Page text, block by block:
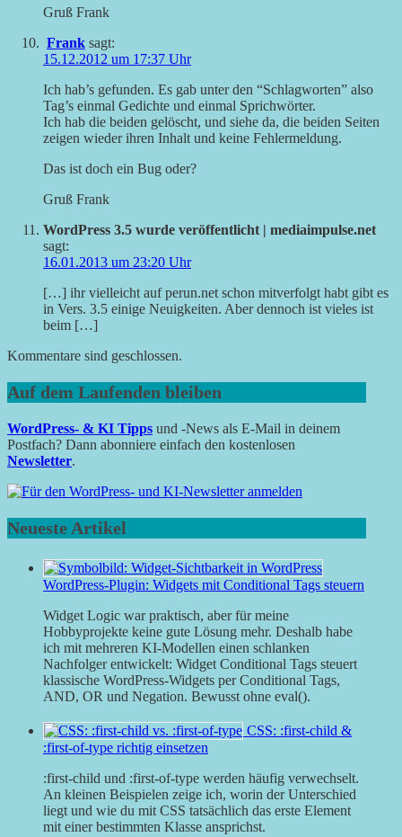
Gruß Frank
Frank sagt:
15.12.2012 um 17:37 Uhr
Ich hab’s gefunden. Es gab unter den “Schlagworten” also
Tag’s einmal Gedichte und einmal Sprichwörter.
Ich hab die beiden gelöscht, und siehe da, die beiden Seiten
zeigen wieder ihren Inhalt und keine Fehlermeldung.
Das ist doch ein Bug oder?
Gruß Frank
WordPress 3.5 wurde veröffentlicht | mediaimpulse.net
sagt:
16.01.2013 um 23:20 Uhr
[…] ihr vielleicht auf perun.net schon mitverfolgt habt gibt es
in Vers. 3.5 einige Neuigkeiten. Aber dennoch ist vieles ist
beim […]
Kommentare sind geschlossen.
Auf dem Laufenden bleiben
WordPress- & KI Tipps und -News als E-Mail in deinem
Postfach? Dann abonniere einfach den kostenlosen
Newsletter.
Neueste Artikel
WordPress-Plugin: Widgets mit Conditional Tags steuern
Widget Logic war praktisch, aber für meine
Hobbyprojekte keine gute Lösung mehr. Deshalb habe
ich mit mehreren KI-Modellen einen schlanken
Nachfolger entwickelt: Widget Conditional Tags steuert
klassische WordPress-Widgets per Conditional Tags,
AND, OR und Negation. Bewusst ohne eval().
CSS: :first-child &
:first-of-type richtig einsetzen
:first-child und :first-of-type werden häufig verwechselt.
An kleinen Beispielen zeige ich, worin der Unterschied
liegt und wie du mit CSS tatsächlich das erste Element
mit einer bestimmten Klasse ansprichst.